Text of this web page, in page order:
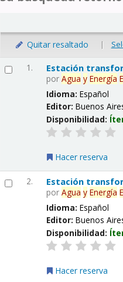
Quitar resaltado |
1. Estación
porAgua y Energía
Idioma:Español
Editor:Buenos
Disponibilidad:
Hacer reserva
2. Estación
porAgua y Energía
Idioma:Español
Editor:Buenos
Disponibilidad:
Hacer reserva